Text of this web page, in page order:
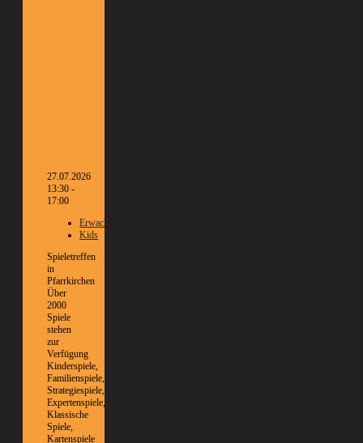
27.07.2026
13:30 -
17:00
Erwachsene
Kids
Spieletreffen
in
Pfarrkirchen
Über
2000
Spiele
stehen
zur
Verfügung
Kinderspiele,
Familienspiele,
Strategiespiele,
Expertenspiele,
Klassische
Spiele,
Kartenspiele